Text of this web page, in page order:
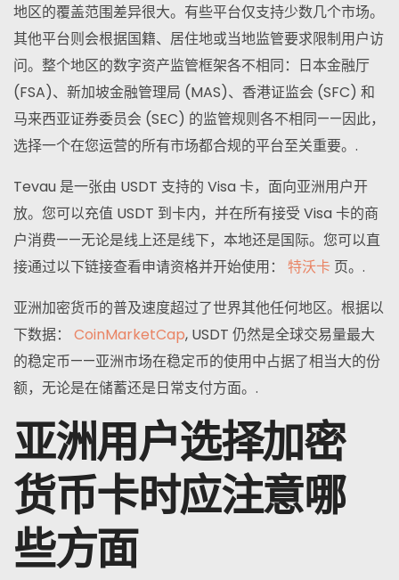
地区的覆盖范围差异很大。有些平台仅支持少数几个市场。
其他平台则会根据国籍、居住地或当地监管要求限制用户访
问。整个地区的数字资产监管框架各不相同：日本金融厅
(FSA)、新加坡金融管理局 (MAS)、香港证监会 (SFC) 和
马来西亚证券委员会 (SEC) 的监管规则各不相同——因此，
选择一个在您运营的所有市场都合规的平台至关重要。.
Tevau 是一张由 USDT 支持的 Visa 卡，面向亚洲用户开
放。您可以充值 USDT 到卡内，并在所有接受 Visa 卡的商
户消费——无论是线上还是线下，本地还是国际。您可以直
接通过以下链接查看申请资格并开始使用： 特沃卡 页。.
亚洲加密货币的普及速度超过了世界其他任何地区。根据以
下数据： CoinMarketCap, USDT 仍然是全球交易量最大
的稳定币——亚洲市场在稳定币的使用中占据了相当大的份
额，无论是在储蓄还是日常支付方面。.
亚洲用户选择加密
货币卡时应注意哪
些方面